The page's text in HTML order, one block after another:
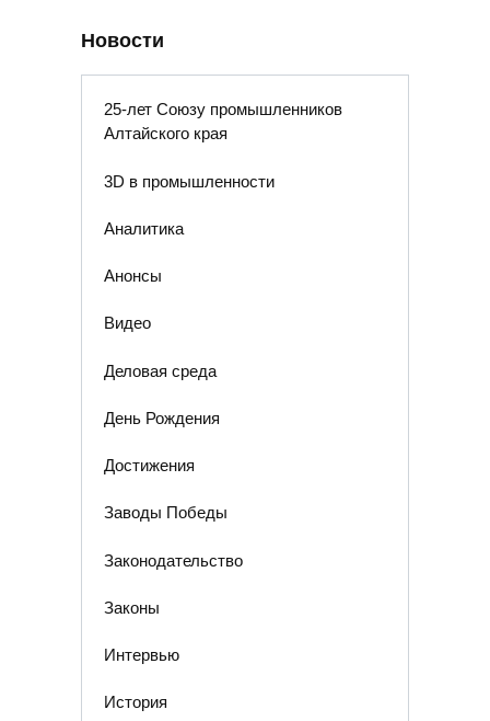
Новости
25-лет Союзу промышленников
Алтайского края
3D в промышленности
Аналитика
Анонсы
Видео
Деловая среда
День Рождения
Достижения
Заводы Победы
Законодательство
Законы
Интервью
История